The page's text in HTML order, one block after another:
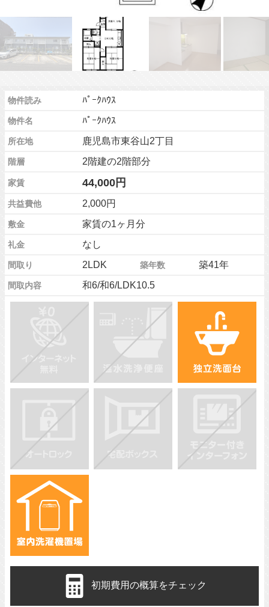
物件読み ﾊﾟｰｸﾊｳｽ
物件名 ﾊﾟｰｸﾊｳｽ
所在地 鹿児島市東谷山2丁目
階層 2階建の2階部分
家賃 44,000円
共益費他 2,000円
敷金 家賃の1ヶ月分
礼金 なし
間取り 2LDK 築年数 築41年
間取内容 和6/和6/LDK10.5
初期費用の概算をチェック